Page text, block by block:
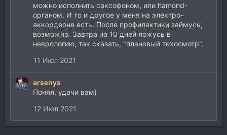
можно исполнить саксофоном, или hamond-
органом. И то и другое у меня на электро-
аккордеоне есть. После профилактики займусь,
возможно. Завтра на 10 дней ложусь в
неврологию, так сказать, "плановый техосмотр".
11 Июл 2021
arsenys
Понял, удачи вам)
12 Июл 2021